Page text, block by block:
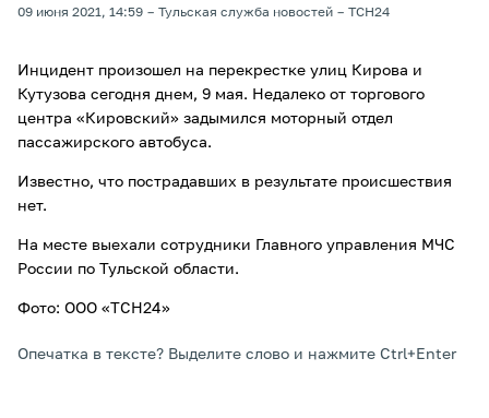
09 июня 2021, 14:59 Тульская служба новостей ТСН24
Инцидент произошел на перекрестке улиц Кирова и
Кутузова сегодня днем, 9 мая. Недалеко от торгового
центра «Кировский» задымился моторный отдел
пассажирского автобуса.
Известно, что пострадавших в результате происшествия
нет.
На месте выехали сотрудники Главного управления МЧС
России по Тульской области.
Фото: ООО «ТСН24»
Опечатка в тексте? Выделите слово и нажмите Ctrl+Enter